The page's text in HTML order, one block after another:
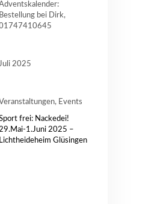
Bestellung bei Dirk,
2025
Events
frei: Nackedei!
1.Juni 2025 –
Lichtheideheim Glüsingen